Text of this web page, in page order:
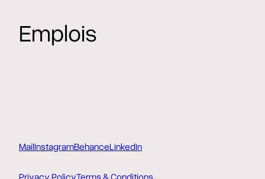
Emplois
MailInstagramBehanceLinkedIn
Privacy PolicyTerms & Conditions